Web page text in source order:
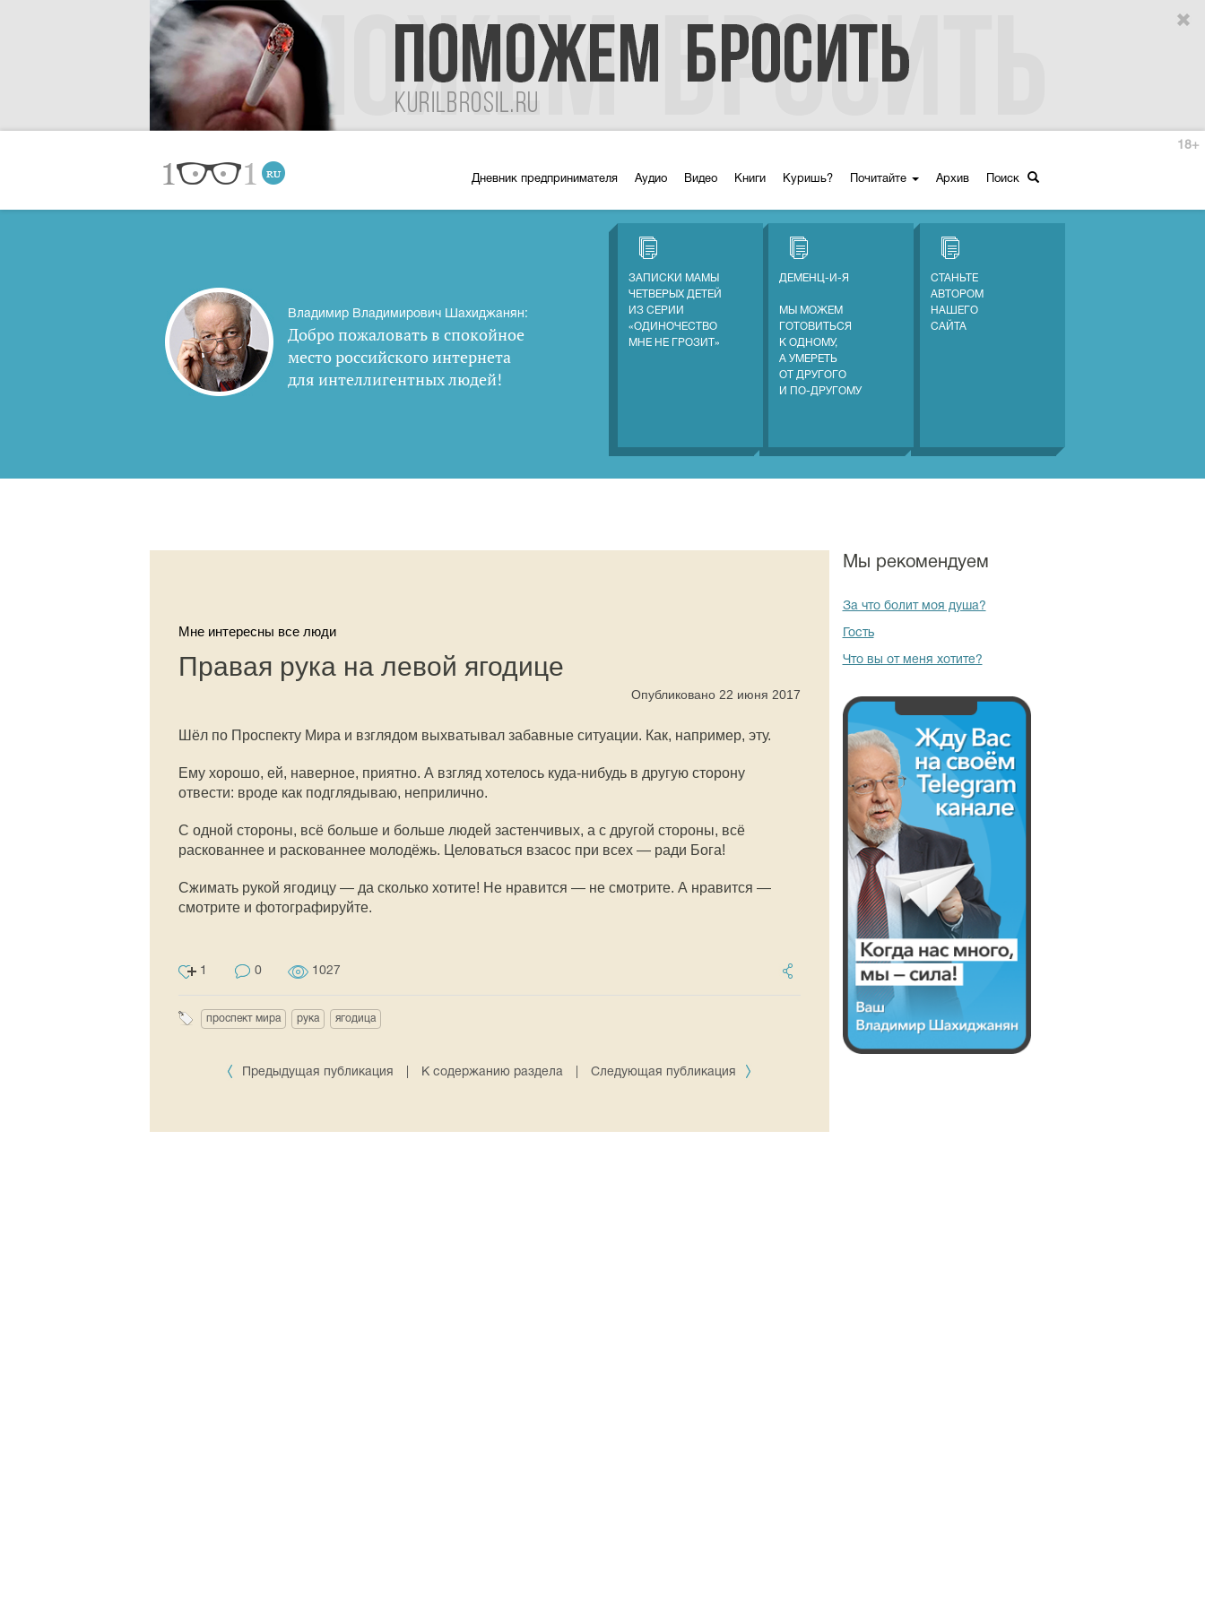
Дневник предпринимателя Аудио Видео Книги Куришь? Почитайте Архив Поиск
18+
Владимир Владимирович Шахиджанян:
Добро пожаловать в спокойное
место российского интернета
для интеллигентных людей!
ЗАПИСКИ МАМЫ
ЧЕТВЕРЫХ ДЕТЕЙ
ИЗ СЕРИИ
«ОДИНОЧЕСТВО
МНЕ НЕ ГРОЗИТ»
ДЕМЕНЦ-И-Я
МЫ МОЖЕМ
ГОТОВИТЬСЯ
К ОДНОМУ,
А УМЕРЕТЬ
ОТ ДРУГОГО
И ПО-ДРУГОМУ
СТАНЬТЕ
АВТОРОМ
НАШЕГО
САЙТА
Мне интересны все люди
Правая рука на левой ягодице
Опубликовано 22 июня 2017
Шёл по Проспекту Мира и взглядом выхватывал забавные ситуации. Как, например, эту.
Ему хорошо, ей, наверное, приятно. А взгляд хотелось куда-нибудь в другую сторону
отвести: вроде как подглядываю, неприлично.
С одной стороны, всё больше и больше людей застенчивых, а с другой стороны, всё
раскованнее и раскованнее молодёжь. Целоваться взасос при всех — ради Бога!
Сжимать рукой ягодицу — да сколько хотите! Не нравится — не смотрите. А нравится —
смотрите и фотографируйте.
1 0 1027
проспект мира рука ягодица
Предыдущая публикация К содержанию раздела Следующая публикация
Мы рекомендуем
За что болит моя душа?
Гость
Что вы от меня хотите?